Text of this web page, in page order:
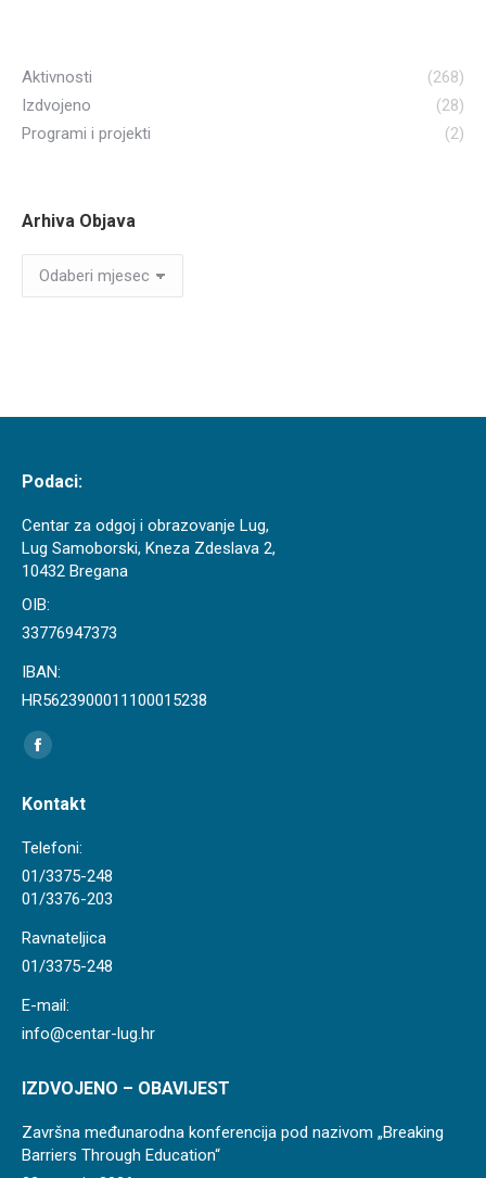
Aktivnosti
(268)
Izdvojeno
(28)
Programi i projekti
(2)
Arhiva Objava
Arhiva
Objava
Podaci:
Centar za odgoj i obrazovanje Lug,
Lug Samoborski, Kneza Zdeslava 2,
10432 Bregana
OIB:
33776947373
IBAN:
HR5623900011100015238
Find us on:
Facebook
opens
in
new
window
Kontakt
Telefoni:
01/3375-248
01/3376-203
Ravnateljica
01/3375-248
E-mail:
info@centar-lug.hr
IZDVOJENO – OBAVIJEST
Završna međunarodna konferencija pod nazivom „Breaking
Barriers Through Education“